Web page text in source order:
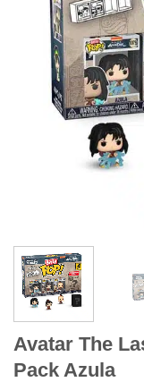
Avatar The
Pack Azula